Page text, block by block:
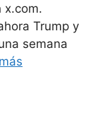
x.com.
Trump y
semana